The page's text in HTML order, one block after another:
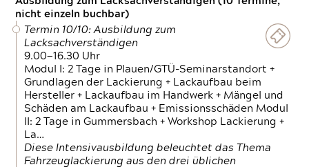
nicht einzeln buchbar)
Termin 10/10: Ausbildung zum
Lacksachverständigen
9.00—16.30 Uhr
Modul I: 2 Tage in Plauen/GTÜ-Seminarstandort +
Grundlagen der Lackierung + Lackaufbau beim
Hersteller + Lackaufbau im Handwerk + Mängel und
Schäden am Lackaufbau + Emissionsschäden Modul
II: 2 Tage in Gummersbach + Workshop Lackierung +
La…
Diese Intensivausbildung beleuchtet das Thema
Fahrzeuglackierung aus den drei üblichen